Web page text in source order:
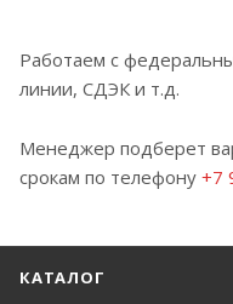
Работаем с
линии, СДЭК и т.д.
Менеджер подберет
срокам по телефону +7
КАТАЛОГ